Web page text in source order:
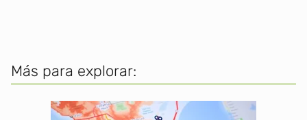
Más para explorar: